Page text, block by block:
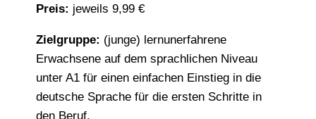
Preis: jeweils 9,99 €
Zielgruppe: (junge) lernunerfahrene
Erwachsene auf dem sprachlichen Niveau
unter A1 für einen einfachen Einstieg in die
deutsche Sprache für die ersten Schritte in
den Beruf.